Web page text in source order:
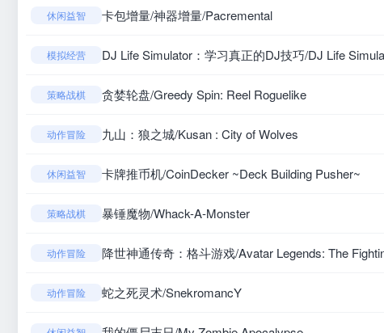
休闲益智 卡包增量/神器增量/Pacremental
模拟经营 DJ Life Simulator：学习真正的DJ技巧/DJ Life
策略战棋 贪婪轮盘/Greedy Spin: Reel Roguelike
动作冒险 九山：狼之城/Kusan : City of Wolves
休闲益智 卡牌推币机/CoinDecker ~Deck Building Pusher~
策略战棋 暴锤魔物/Whack-A-Monster
动作冒险 降世神通传奇：格斗游戏/Avatar Legends: The
动作冒险 蛇之死灵术/SnekromancY